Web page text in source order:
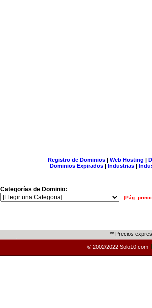
Registro de Dominios| Web Hosting |
Dominios Expirados | Industrias |
Categorías de Dominio:
[Pág.
** Precios
© 2002/2022 Solo10.com